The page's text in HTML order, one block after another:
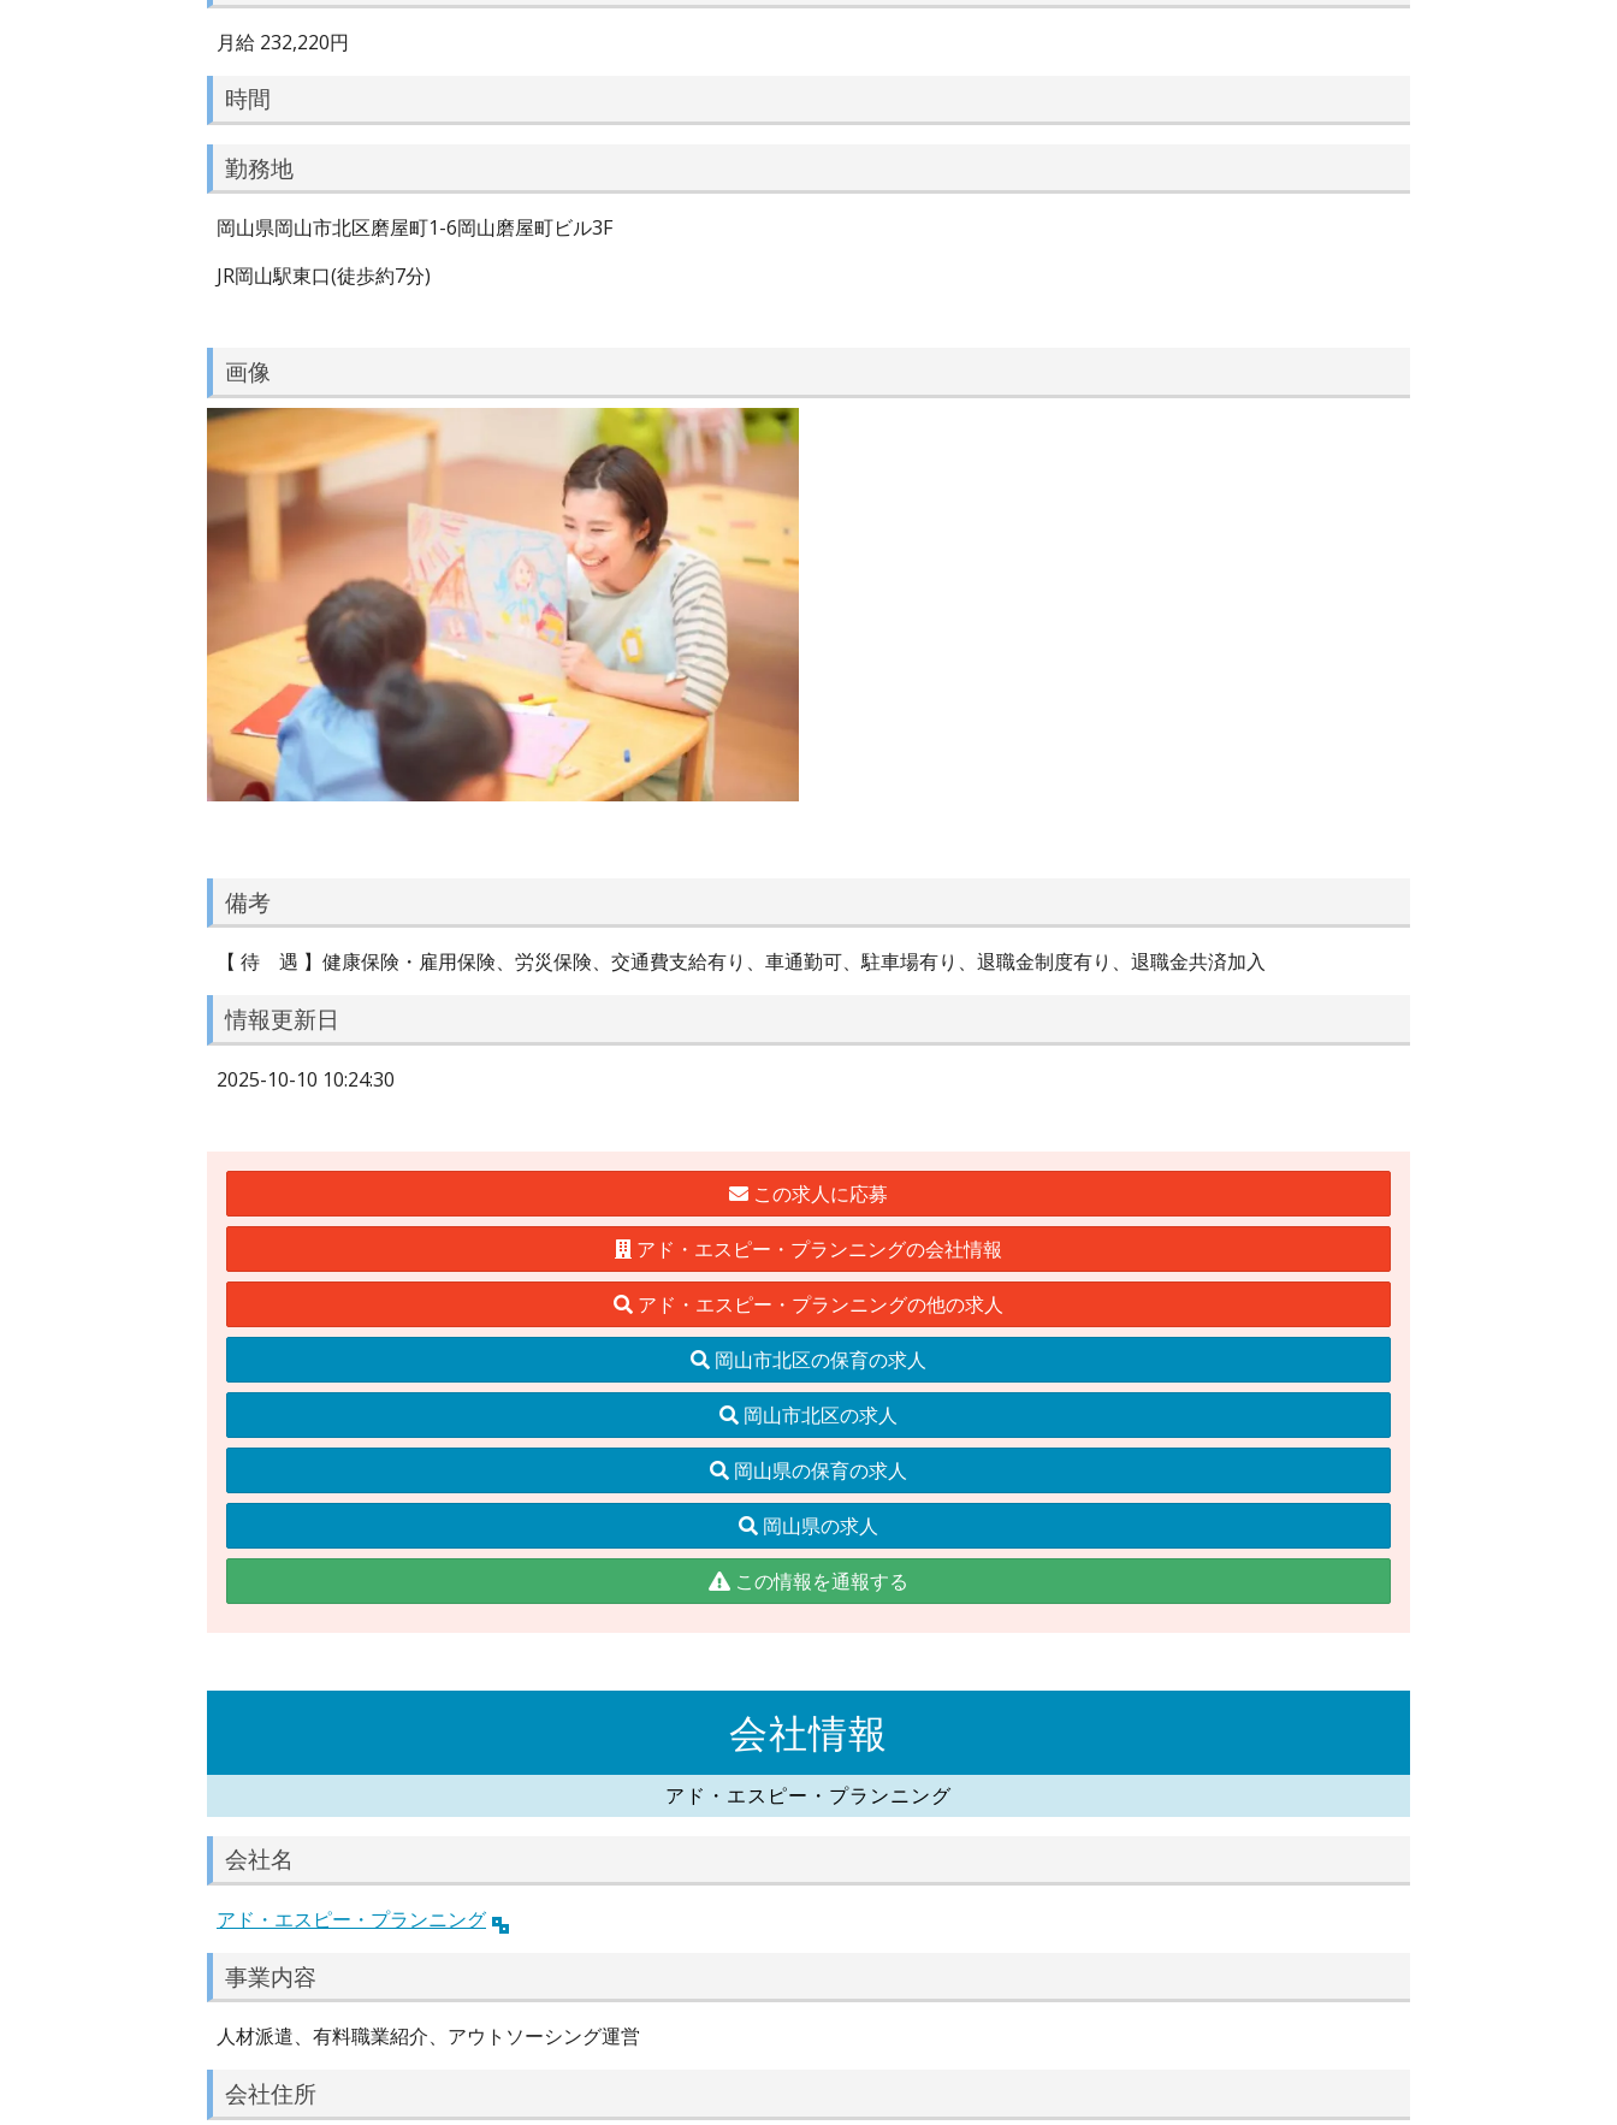
月給 232,220円
時間
勤務地
岡山県岡山市北区磨屋町1-6岡山磨屋町ビル3F
JR岡山駅東口(徒歩約7分)
画像
備考
【 待 遇 】健康保険・雇用保険、労災保険、交通費支給有り、車通勤可、駐車場有り、退職金制度有り、退職金共済加入
情報更新日
2025-10-10 10:24:30
この求人に応募
アド・エスピー・プランニングの会社情報
アド・エスピー・プランニングの他の求人
岡山市北区の保育の求人
岡山市北区の求人
岡山県の保育の求人
岡山県の求人
この情報を通報する
会社情報
アド・エスピー・プランニング
会社名
アド・エスピー・プランニング
事業内容
人材派遣、有料職業紹介、アウトソーシング運営
会社住所